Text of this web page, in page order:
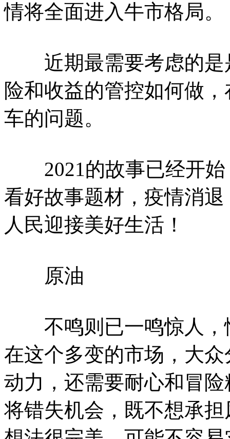
情将全面进入牛市格局。
近期最需要考虑的是
险和收益的管控如何做
车的问题。
2021的故事已经开始
看好故事题材，疫情消
人民迎接美好生活！
原油
不鸣则已一鸣惊人，
在这个多变的市场，大
动力，还需要耐心和冒
将错失机会，既不想承